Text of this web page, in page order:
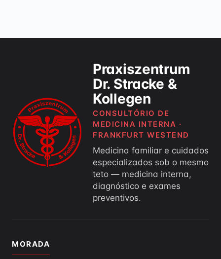
Praxiszentrum
Dr. Stracke &
Kollegen
CONSULTÓRIO DE
MEDICINA INTERNA ·
FRANKFURT WESTEND
Medicina familiar e cuidados
especializados sob o mesmo
teto — medicina interna,
diagnóstico e exames
preventivos.
MORADA